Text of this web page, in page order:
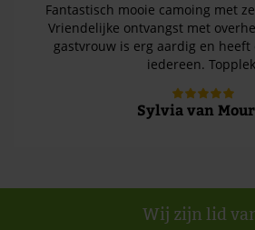
Fantastisch mooie camoing met
Vriendelijke ontvangst met
gastvrouw is erg aardig en
iedereen.
Sylvia van
Wij zijn lid